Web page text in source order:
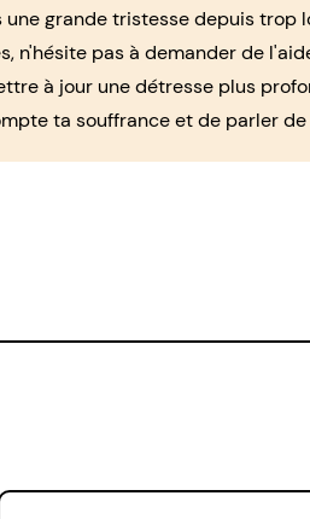
grande tristesse depuis trop
n'hésite pas à demander de
à jour une détresse plus
ta souffrance et de parler